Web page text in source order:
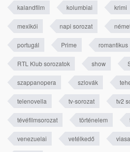
kalandfilm kolumbiai krimi
mexikói napi sorozat
portugál Prime romantikus
RTL Klub sorozatok show
szappanopera szlovák
telenovella tv-sorozat tv2
tévéfilmsorozat történelem
venezuelai vetélkedő